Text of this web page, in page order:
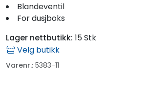
Blandeventil
For dusjboks
Lager nettbutikk: 15 Stk
Velg butikk
Varenr.: 5383-11